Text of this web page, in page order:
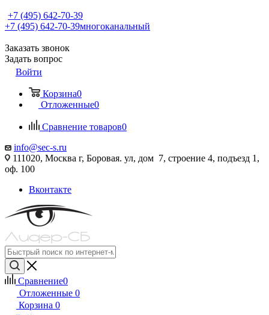
+7 (495) 642-70-39
+7 (495) 642-70-39многоканальный
Заказать звонок
Задать вопрос
Войти
Корзина0
Отложенные0
Сравнение товаров0
info@sec-s.ru
111020, Москва г, Боровая. ул, дом 7, строение 4, подъезд 1,
оф. 100
Вконтакте
Сравнение0
Отложенные 0
Корзина 0